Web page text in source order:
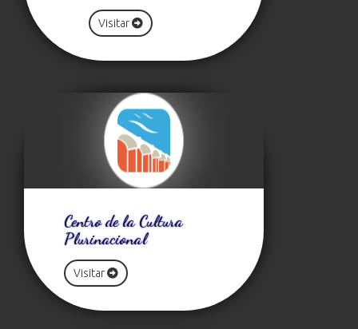
Visitar
Centro de la Cultura
Plurinacional
Visitar